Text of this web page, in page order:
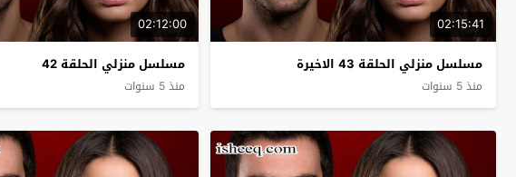
02:15:41
مسلسل منزلي الحلقة 43 الاخيرة
منذ 5 سنوات
02:12:00
مسلسل منزلي الحلقة 42
منذ 5 سنوات